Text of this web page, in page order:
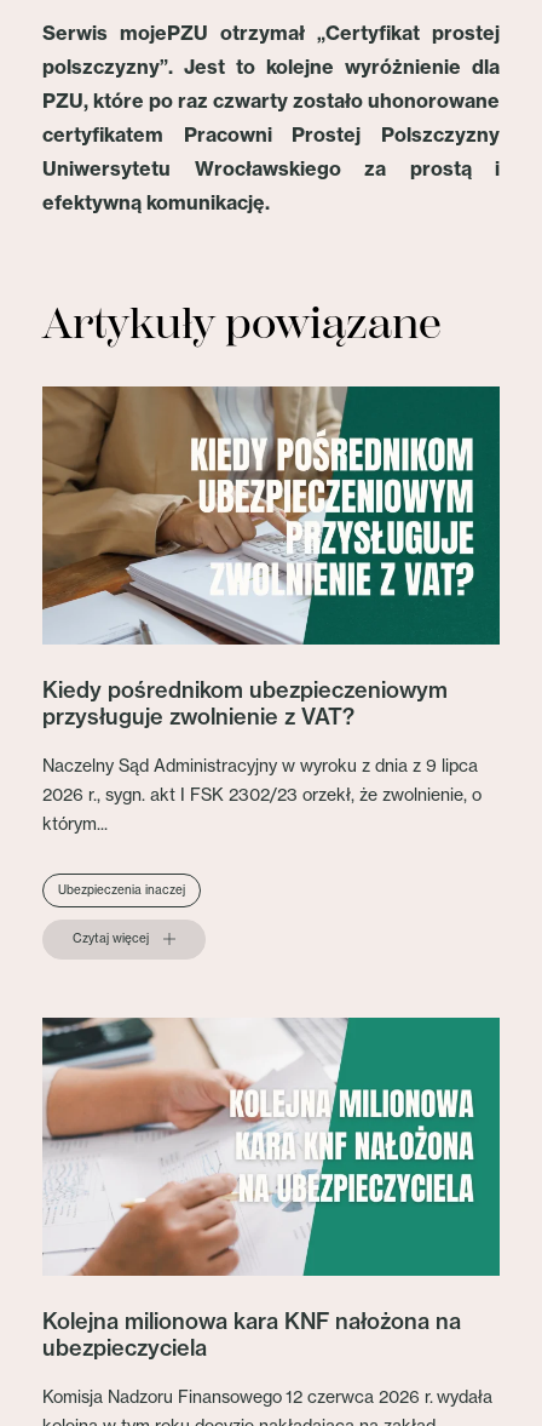
Serwis mojePZU otrzymał „Certyfikat prostej
polszczyzny”. Jest to kolejne wyróżnienie dla
PZU, które po raz czwarty zostało uhonorowane
certyfikatem Pracowni Prostej Polszczyzny
Uniwersytetu Wrocławskiego za prostą i
efektywną komunikację.
Artykuły powiązane
Kiedy pośrednikom ubezpieczeniowym
przysługuje zwolnienie z VAT?
Naczelny Sąd Administracyjny w wyroku z dnia z 9 lipca
2026 r., sygn. akt I FSK 2302/23 orzekł, że zwolnienie, o
którym...
Ubezpieczenia inaczej
Czytaj więcej
Kolejna milionowa kara KNF nałożona na
ubezpieczyciela
Komisja Nadzoru Finansowego 12 czerwca 2026 r. wydała